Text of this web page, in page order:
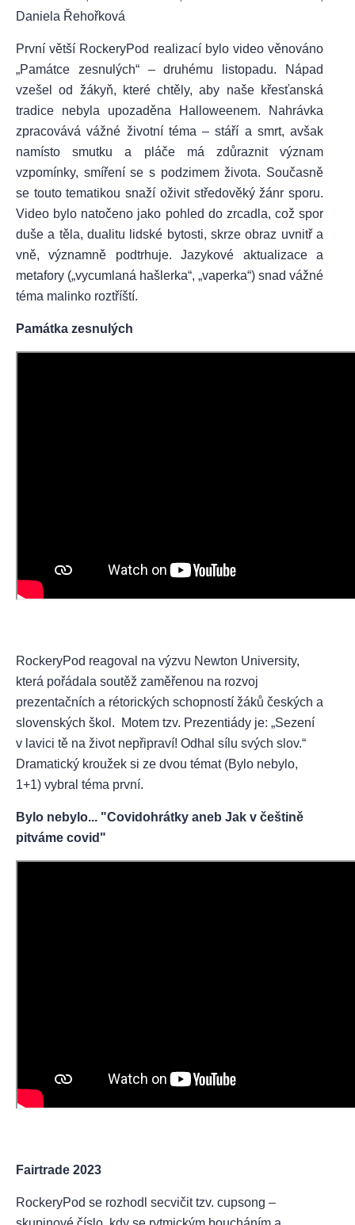
Daniela Řehořková
První větší RockeryPod realizací bylo video věnováno
„Památce zesnulých“ – druhému listopadu. Nápad
vzešel od žákyň, které chtěly, aby naše křesťanská
tradice nebyla upozaděna Halloweenem. Nahrávka
zpracovává vážné životní téma – stáří a smrt, avšak
namísto smutku a pláče má zdůraznit význam
vzpomínky, smíření se s podzimem života. Současně
se touto tematikou snaží oživit středověký žánr sporu.
Video bylo natočeno jako pohled do zrcadla, což spor
duše a těla, dualitu lidské bytosti, skrze obraz uvnitř a
vně, významně podtrhuje. Jazykové aktualizace a
metafory („vycumlaná hašlerka“, „vaperka“) snad vážné
téma malinko roztříští.
Památka zesnulých
RockeryPod reagoval na výzvu Newton University,
která pořádala soutěž zaměřenou na rozvoj
prezentačních a rétorických schopností žáků českých a
slovenských škol. Motem tzv. Prezentiády je: „Sezení
v lavici tě na život nepřipraví! Odhal sílu svých slov.“
Dramatický kroužek si ze dvou témat (Bylo nebylo,
1+1) vybral téma první.
Bylo nebylo... "Covidohrátky aneb Jak v češtině
pitváme covid"
Fairtrade 2023
RockeryPod se rozhodl secvičit tzv. cupsong –